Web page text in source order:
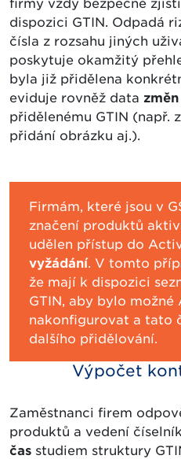
firmy vždy bezpečně
dispozici GTIN. Odpadá
čísla z rozsahu jiných
poskytuje okamžitý
byla již přidělena
eviduje rovněž data
přidělenému GTIN (např.
přidání obrázku aj.).
Firmám, které jsou v
značení produktů
udělen přístup do
vyžádání. V tomto
že mají k dispozici
GTIN, aby bylo
nakonfigurovat a tato
dalšího přidělování.
Výpočet
Zaměstnanci firem
produktů a vedení
čas studiem struktury